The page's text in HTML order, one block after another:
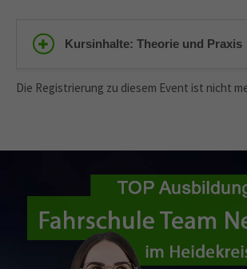
Kursinhalte: Theorie und Praxis
Die Registrierung zu diesem Event ist nicht